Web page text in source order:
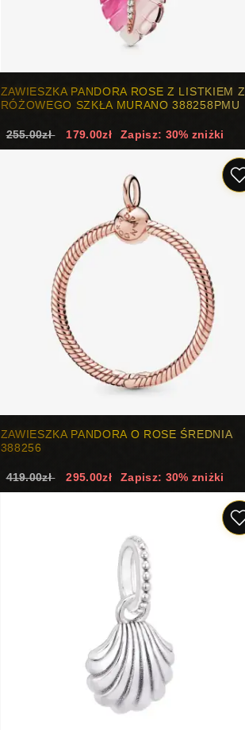
ZAWIESZKA PANDORA ROSE Z LISTKIEM Z
RÓŻOWEGO SZKŁA MURANO 388258PMU
255.00zł 179.00zł Zapisz: 30% zniżki
ZAWIESZKA PANDORA O ROSE ŚREDNIA
388256
419.00zł 295.00zł Zapisz: 30% zniżki